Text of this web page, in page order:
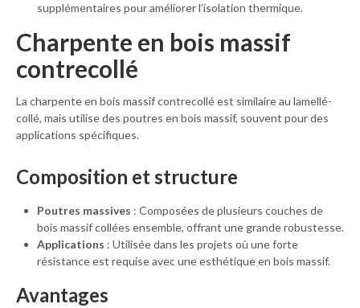
supplémentaires pour améliorer l’isolation thermique.
Charpente en bois massif
contrecollé
La charpente en bois massif contrecollé est similaire au lamellé-
collé, mais utilise des poutres en bois massif, souvent pour des
applications spécifiques.
Composition et structure
Poutres massives : Composées de plusieurs couches de
bois massif collées ensemble, offrant une grande robustesse.
Applications : Utilisée dans les projets où une forte
résistance est requise avec une esthétique en bois massif.
Avantages